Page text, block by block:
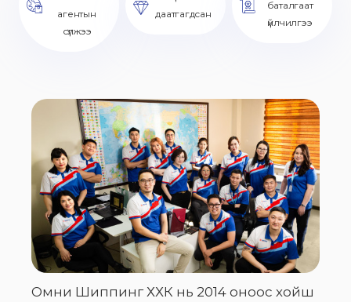
агентын
сүлжээ
даатгагдсан
баталгаат
үйлчилгээ
Омни Шиппинг ХХК нь 2014 оноос хойш